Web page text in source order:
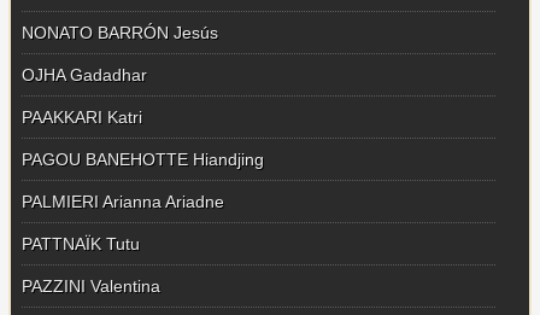
NONATO BARRÓN Jesús
OJHA Gadadhar
PAAKKARI Katri
PAGOU BANEHOTTE Hiandjing
PALMIERI Arianna Ariadne
PATTNAÏK Tutu
PAZZINI Valentina